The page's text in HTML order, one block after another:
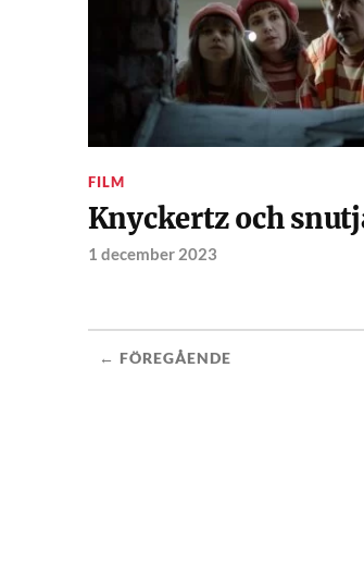
FILM
Knyckertz och
1 december 2023
← FÖREGÅENDE